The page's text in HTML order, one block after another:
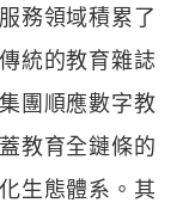
務領域積累了
統的教育雜誌
團順應數字教
教育全鏈條的
生態體系。其